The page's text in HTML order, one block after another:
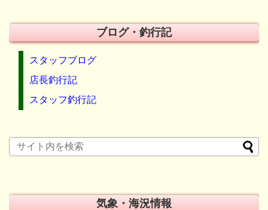
ブログ・釣行記
スタッフブログ
店長釣行記
スタッフ釣行記
気象・海況情報